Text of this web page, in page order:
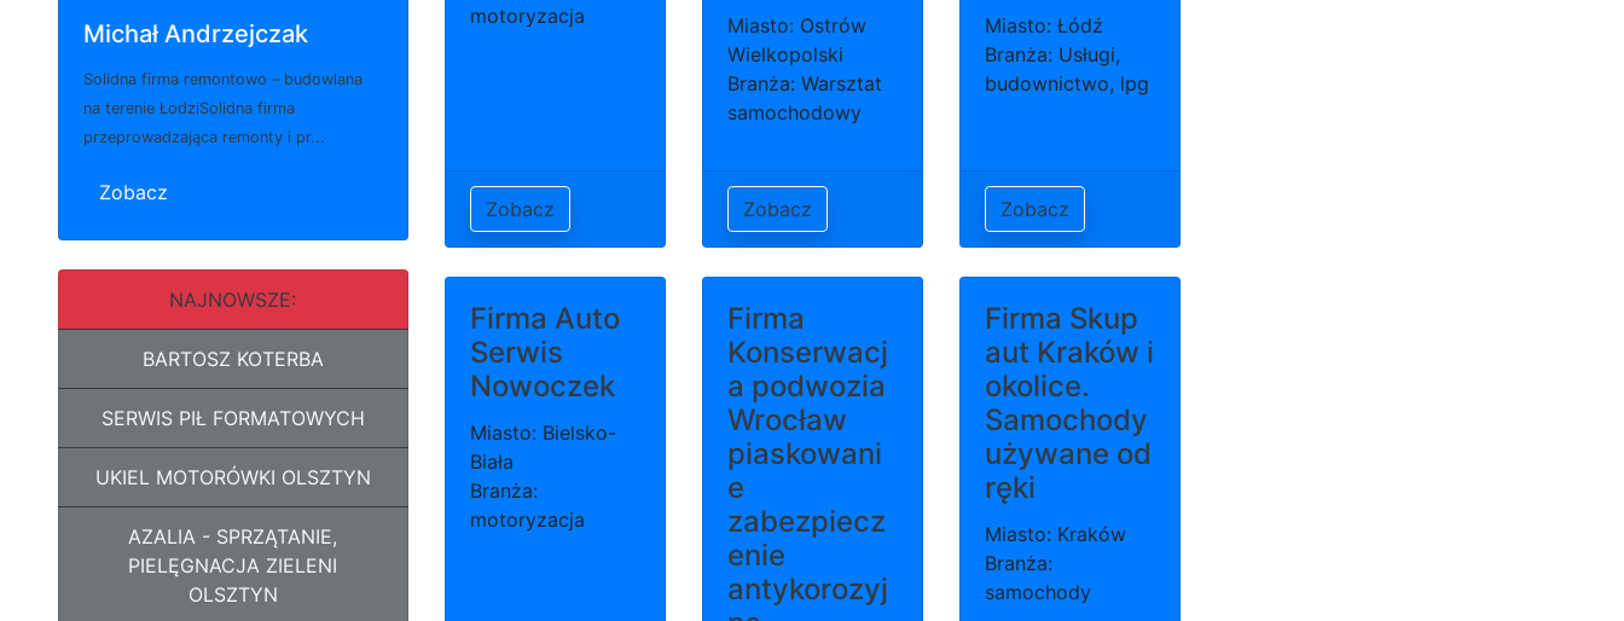
Michał Andrzejczak
Solidna firma remontowo – budowlana
na terenie ŁodziSolidna firma
przeprowadzająca remonty i pr...
Zobacz
NAJNOWSZE:
BARTOSZ KOTERBA
SERWIS PIŁ FORMATOWYCH
UKIEL MOTORÓWKI OLSZTYN
AZALIA - SPRZĄTANIE,
PIELĘGNACJA ZIELENI
OLSZTYN
motoryzacja
Zobacz
Miasto: Ostrów
Wielkopolski
Branża: Warsztat
samochodowy
Zobacz
Miasto: Łódź
Branża: Usługi,
budownictwo, lpg
Zobacz
Firma Auto
Serwis
Nowoczek
Miasto: Bielsko-
Biała
Branża:
motoryzacja
Firma
Konserwacj
a podwozia
Wrocław
piaskowani
e
zabezpiecz
enie
antykorozyj
Firma Skup
aut Kraków i
okolice.
Samochody
używane od
ręki
Miasto: Kraków
Branża:
samochody